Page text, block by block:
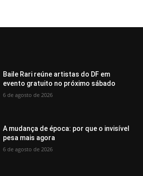
Baile Rari reúne artistas do DF em
evento gratuito no próximo sábado
6 de agosto de 2026
A mudança de época: por que o invisível
pesa mais agora
6 de agosto de 2026